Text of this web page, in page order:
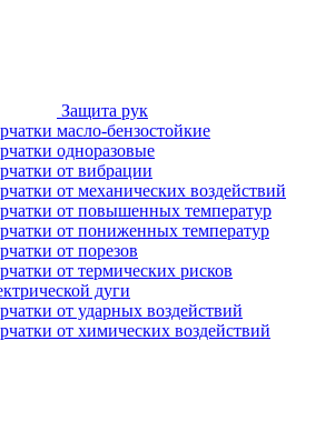
Защита рук
масло-бензостойкие
одноразовые
от вибрации
от механических воздействий
от повышенных температур
от пониженных температур
от порезов
от термических рисков
дуги
от ударных воздействий
от химических воздействий